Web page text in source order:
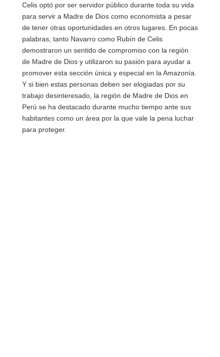
Celis optó por ser servidor público durante toda su vida
para servir a Madre de Dios como economista a pesar
de tener otras oportunidades en otros lugares. En pocas
palabras, tanto Navarro como Rubín de Celis
demostraron un sentido de compromiso con la región
de Madre de Dios y utilizaron su pasión para ayudar a
promover esta sección única y especial en la Amazonía.
Y si bien estas personas deben ser elogiadas por su
trabajo desinteresado, la región de Madre de Dios en
Perú se ha destacado durante mucho tiempo ante sus
habitantes como un área por la que vale la pena luchar
para proteger.